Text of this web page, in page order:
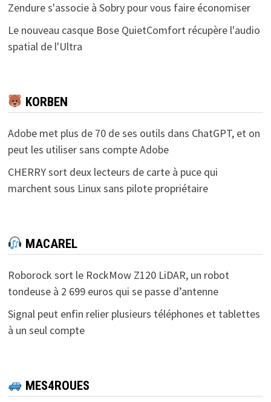
Zendure s'associe à Sobry pour vous faire économiser
Le nouveau casque Bose QuietComfort récupère l'audio
spatial de l'Ultra
KORBEN
Adobe met plus de 70 de ses outils dans ChatGPT, et on
peut les utiliser sans compte Adobe
CHERRY sort deux lecteurs de carte à puce qui
marchent sous Linux sans pilote propriétaire
MACAREL
Roborock sort le RockMow Z120 LiDAR, un robot
tondeuse à 2 699 euros qui se passe d’antenne
Signal peut enfin relier plusieurs téléphones et tablettes
à un seul compte
MES4ROUES